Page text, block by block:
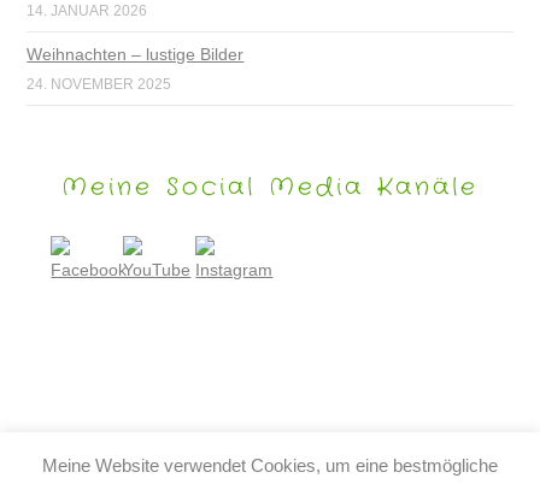
14. JANUAR 2026
Weihnachten – lustige Bilder
24. NOVEMBER 2025
Meine Social Media Kanäle
Meine Website verwendet Cookies, um eine bestmögliche